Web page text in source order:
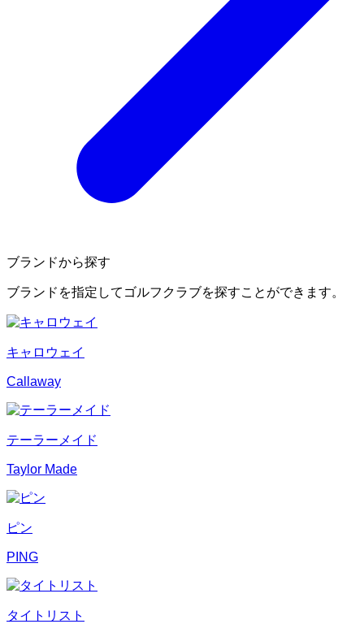
ブランドから探す
ブランドを指定してゴルフクラブを探すことができます。
キャロウェイ
Callaway
テーラーメイド
Taylor Made
ピン
PING
タイトリスト